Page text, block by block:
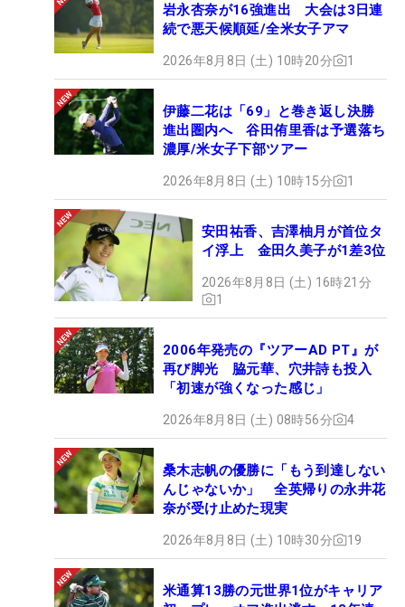
岩永杏奈が16強進出 大会は3日連
続で悪天候順延/全米女子アマ
2026年8月8日 (土) 10時20分 1
伊藤二花は「69」と巻き返し決勝
進出圏内へ 谷田侑里香は予選落ち
濃厚/米女子下部ツアー
2026年8月8日 (土) 10時15分 1
安田祐香、吉澤柚月が首位タ
イ浮上 金田久美子が1差3位
2026年8月8日 (土) 16時21分
1
2006年発売の『ツアーAD PT』が
再び脚光 脇元華、穴井詩も投入
「初速が強くなった感じ」
2026年8月8日 (土) 08時56分 4
桑木志帆の優勝に「もう到達しない
んじゃないか」 全英帰りの永井花
奈が受け止めた現実
2026年8月8日 (土) 10時30分 19
米通算13勝の元世界1位がキャリア